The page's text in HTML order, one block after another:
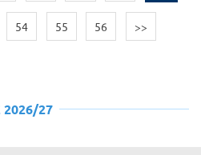
54 55 56 >>
2026/27